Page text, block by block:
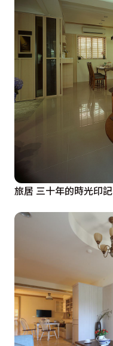
旅居 三十年的時光印記